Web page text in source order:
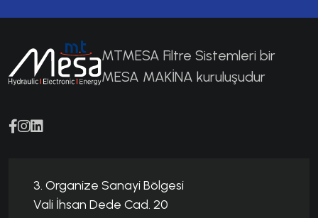
MTMESA Filtre Sistemleri bir
MESA MAKİNA kuruluşudur
3. Organize Sanayi Bölgesi
Vali İhsan Dede Cad. 20